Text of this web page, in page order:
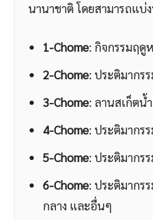
นานาชาติ โดยสามารถแบ่
1-Chome: กิจกรรมฤดู
2-Chome: ประติมากร
3-Chome: ลานสเก็ตน้
4-Chome: ประติมากร
5-Chome: ประติมากร
6-Chome: ประติมากร
กลาง และอื่นๆ